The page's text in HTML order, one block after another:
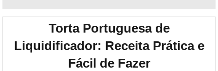
Torta Portuguesa de
Liquidificador: Receita Prática e
Fácil de Fazer